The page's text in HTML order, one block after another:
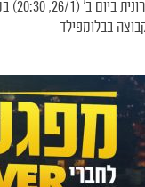
בבלומפילד